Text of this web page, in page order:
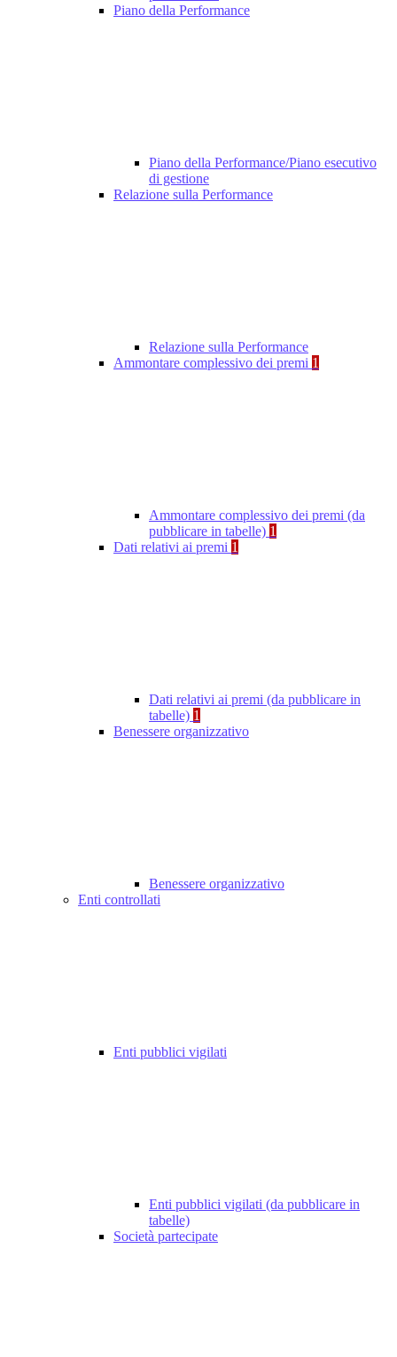
Piano della Performance
Piano della Performance/Piano esecutivo
di gestione
Relazione sulla Performance
Relazione sulla Performance
Ammontare complessivo dei premi 1
Ammontare complessivo dei premi (da
pubblicare in tabelle) 1
Dati relativi ai premi 1
Dati relativi ai premi (da pubblicare in
tabelle) 1
Benessere organizzativo
Benessere organizzativo
Enti controllati
Enti pubblici vigilati
Enti pubblici vigilati (da pubblicare in
tabelle)
Società partecipate